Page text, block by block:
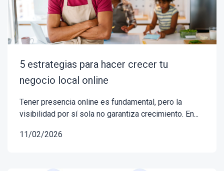
5 estrategias para hacer crecer tu
negocio local online
Tener presencia online es fundamental, pero la
visibilidad por sí sola no garantiza crecimiento. En...
11/02/2026